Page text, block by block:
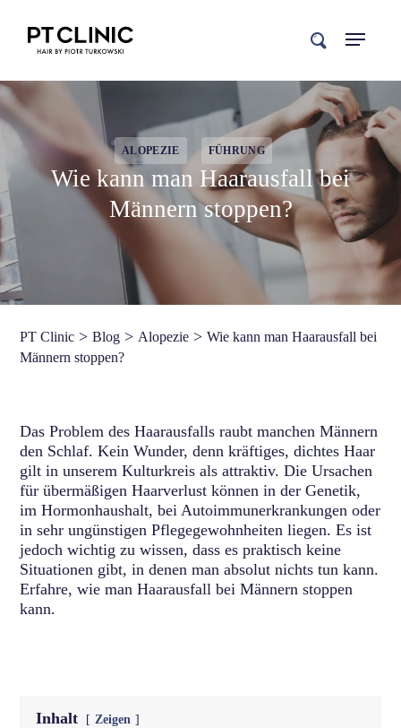
search
ALOPEZIE FÜHRUNG
Wie kann man Haarausfall bei
Männern stoppen?
PT Clinic >Blog >Alopezie >Wie kann man Haarausfall bei
Männern stoppen?
Das Problem des Haarausfalls raubt manchen Männern
den Schlaf. Kein Wunder, denn kräftiges, dichtes Haar
gilt in unserem Kulturkreis als attraktiv. Die Ursachen
für übermäßigen Haarverlust können in der Genetik,
im Hormonhaushalt, bei Autoimmunerkrankungen oder
in sehr ungünstigen Pflegegewohnheiten liegen. Es ist
jedoch wichtig zu wissen, dass es praktisch keine
Situationen gibt, in denen man absolut nichts tun kann.
Erfahre, wie man Haarausfall bei Männern stoppen
kann.
Inhalt Zeigen